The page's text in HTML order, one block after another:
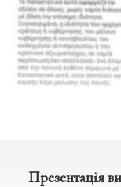
Презентація